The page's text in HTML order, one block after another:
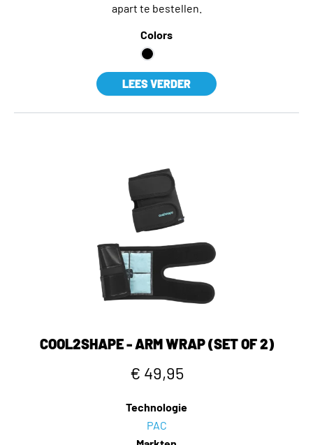
apart te bestellen.
Colors
LEES VERDER
COOL2SHAPE - ARM WRAP (SET OF 2)
€ 49,95
Technologie
PAC